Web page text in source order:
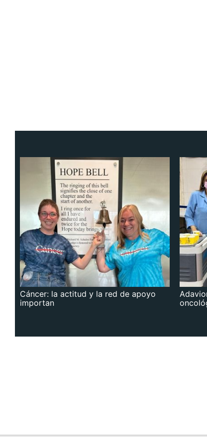
Cáncer: la actitud y la red de apoyo
importan